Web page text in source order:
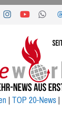
|TOP 20-News|